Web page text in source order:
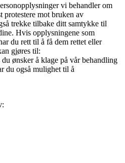
vi behandler om
protestere mot bruken av
trekke tilbake ditt samtykke til
Hvis opplysningene som
du rett til å få dem rettet eller
gjøres til:
ønsker å klage på vår behandling
du også mulighet til å